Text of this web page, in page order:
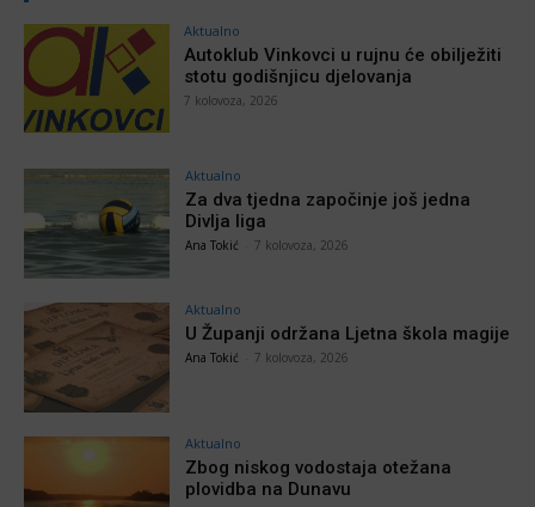
Aktualno
Autoklub Vinkovci u rujnu će obilježiti
stotu godišnjicu djelovanja
7 kolovoza, 2026
Aktualno
Za dva tjedna započinje još jedna
Divlja liga
Ana Tokić 7 kolovoza, 2026
Aktualno
U Županji održana Ljetna škola magije
Ana Tokić 7 kolovoza, 2026
Aktualno
Zbog niskog vodostaja otežana
plovidba na Dunavu